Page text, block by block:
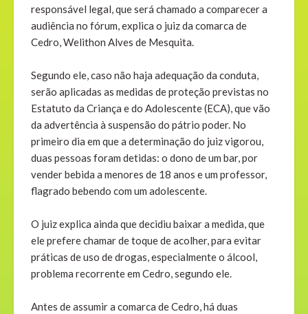
responsável legal, que será chamado a comparecer a
audiência no fórum, explica o juiz da comarca de
Cedro, Welithon Alves de Mesquita.
Segundo ele, caso não haja adequação da conduta,
serão aplicadas as medidas de proteção previstas no
Estatuto da Criança e do Adolescente (ECA), que vão
da advertência à suspensão do pátrio poder. No
primeiro dia em que a determinação do juiz vigorou,
duas pessoas foram detidas: o dono de um bar, por
vender bebida a menores de 18 anos e um professor,
flagrado bebendo com um adolescente.
O juiz explica ainda que decidiu baixar a medida, que
ele prefere chamar de toque de acolher, para evitar
práticas de uso de drogas, especialmente o álcool,
problema recorrente em Cedro, segundo ele.
Antes de assumir a comarca de Cedro, há duas